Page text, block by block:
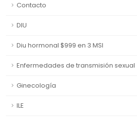
Contacto
DIU
Diu hormonal $999 en 3 MSI
Enfermedades de transmisión sexual
Ginecología
ILE